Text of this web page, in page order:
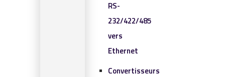
RS-
232/422/485
vers
Ethernet
Convertisseurs